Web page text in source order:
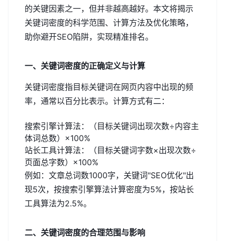
的关键因素之一，但并非越高越好。本文将揭示
关键词密度的科学范围、计算方法及优化策略，
助你避开SEO陷阱，实现精准排名。
一、关键词密度的正确定义与计算
关键词密度指目标关键词在网页内容中出现的频
率，通常以百分比表示。计算方式有二：
搜索引擎计算法：（目标关键词出现次数÷内容主
体词总数）×100%
站长工具计算法：（目标关键词字数×出现次数÷
页面总字数）×100%
例如：文章总词数1000字，关键词"SEO优化"出
现5次，按搜索引擎算法计算密度为5%，按站长
工具算法为2.5%。
二、关键词密度的合理范围与影响